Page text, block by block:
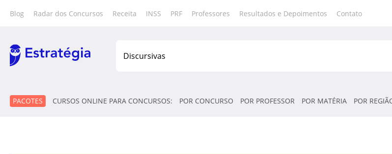
Blog Radar dos Concursos Receita INSS PRF Professores Resultados e Depoimentos Contato
PACOTES CURSOS ONLINE PARA CONCURSOS: POR CONCURSO POR PROFESSOR POR MATÉRIA POR